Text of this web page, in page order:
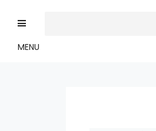
MENU